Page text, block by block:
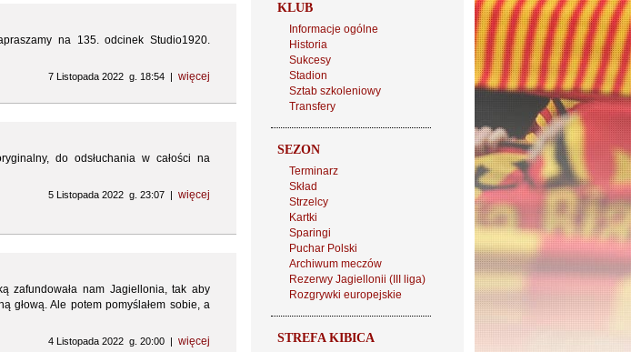
na 135. odcinek Studio1920.
7 Listopada 2022 g. 18:54 | więcej
do odsłuchania w całości na
5 Listopada 2022 g. 23:07 | więcej
zafundowała nam Jagiellonia, tak aby
głową. Ale potem pomyślałem sobie, a
4 Listopada 2022 g. 20:00 | więcej
KLUB
Informacje ogólne
Historia
Sukcesy
Stadion
Sztab szkoleniowy
Transfery
SEZON
Terminarz
Skład
Strzelcy
Kartki
Sparingi
Puchar Polski
Archiwum meczów
Rezerwy Jagiellonii (III liga)
Rozgrywki europejskie
STREFA KIBICA